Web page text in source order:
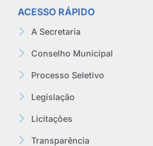
ACESSO RÁPIDO
A Secretaria
Conselho Municipal
Processo Seletivo
Legislação
Licitações
Transparência